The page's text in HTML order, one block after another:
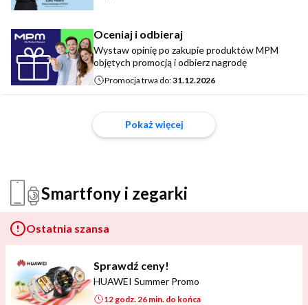
Oceniaj i odbieraj
Wystaw opinię po zakupie produktów MPM
objętych promocją i odbierz nagrodę
Promocja trwa do:31.12.2026
Pokaż więcej
Smartfony i zegarki
Ostatnia szansa
Sprawdź ceny!
HUAWEI Summer Promo
12 godz. 26 min. do końca